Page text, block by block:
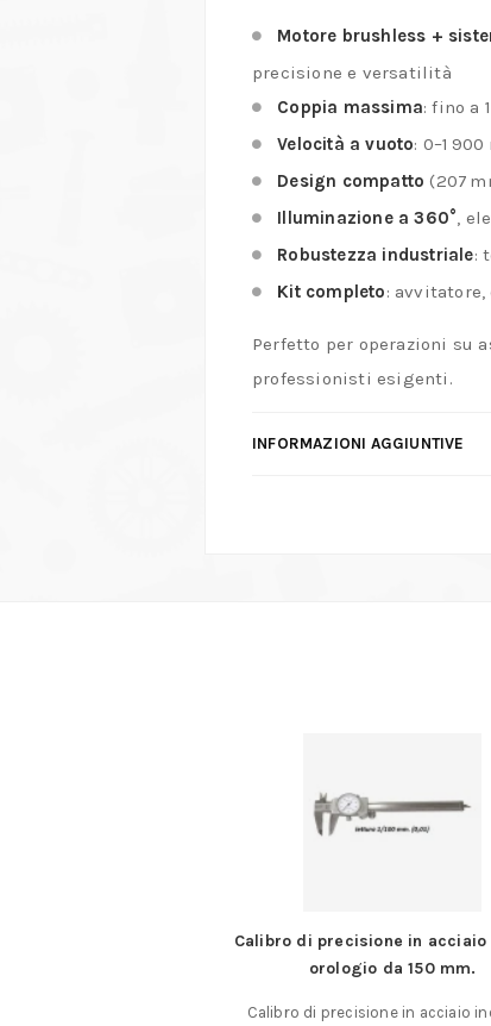
Motore brushless +
precisione e versatilità
Coppia massima: fino a
Velocità a vuoto: 0–1
Design compatto (207
Illuminazione a 360°,
Robustezza industriale:
Kit completo: avvitatore,
Perfetto per operazioni su
professionisti esigenti.
INFORMAZIONI AGGIUNTIVE
Calibro di precisione in acciaio
orologio da 150 mm.
Calibro di precisione in acciaio